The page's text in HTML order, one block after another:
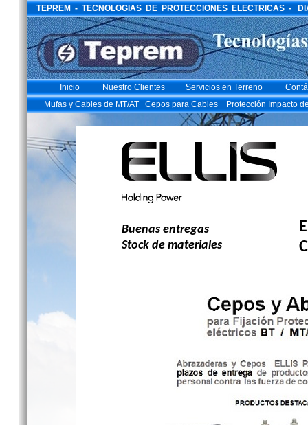
TEPREM - TECNOLOGIAS DE PROTECCIONES ELECTRICAS -
Inicio Nuestro Clientes Servicios en Terreno
Mufas y Cables de MT/AT
Cepos para Cables Protección Impacto
Buenas entregas
Stock de materiales